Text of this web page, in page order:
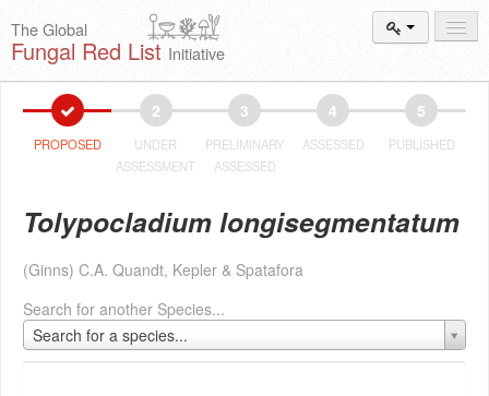
The Global
Fungal Red List Initiative
Events and
Workshops
SpeciesSearch
Summaryand Statistics
AboutThe Initiative
Activities2025–2026
PROPOSED
2
UNDER
ASSESSMENT
3
PRELIMINARY
ASSESSED
4
ASSESSED
5
PUBLISHED
Tolypocladium longisegmentatum
(Ginns) C.A. Quandt, Kepler & Spatafora
Search for another Species...
Search for a species...